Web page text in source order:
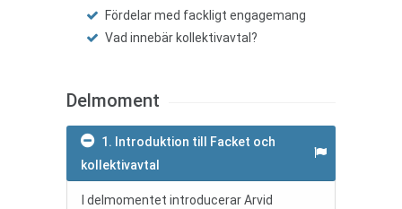
Fördelar med fackligt engagemang
Vad innebär kollektivavtal?
Delmoment
1. Introduktion till Facket och
kollektivavtal
I delmomentet introducerar Arvid